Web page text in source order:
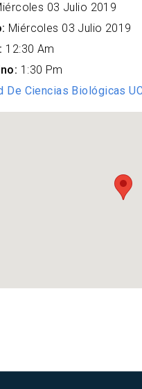
03 Julio 2019
Miércoles 03 Julio 2019
12:30 Am
1:30 Pm
De Ciencias Biológicas